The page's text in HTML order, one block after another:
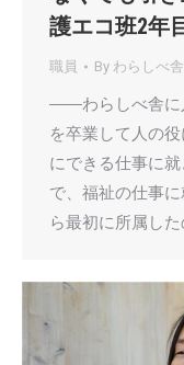
護エコ班2年
職員 By わらしべ舎
――わらしべ舎に
を卒業して人の
にできる仕事に
で、福祉の仕事
ら最初に所属し